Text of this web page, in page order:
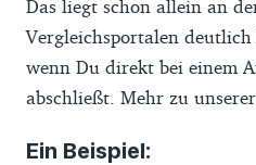
Das liegt schon allein an
Vergleichsportalen
wenn Du direkt bei einem
abschließt. Mehr zu
Ein Beispiel: